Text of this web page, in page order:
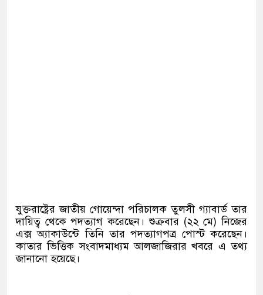
যুক্তরাষ্ট্রের জাতীয় গোয়েন্দা পরিচালক তুলসী গ্যাবার্ড তার
দায়িত্ব থেকে পদত্যাগ করেছেন। শুক্রবার (২২ মে) নিজের
এক্স অ্যাকাউন্টে তিনি তার পদত্যাগপত্র পোস্ট করেছেন।
কাতার ভিত্তিক সংবাদমাধ্যম আলজাজিরার খবরে এ তথ্য
জানানো হয়েছে।